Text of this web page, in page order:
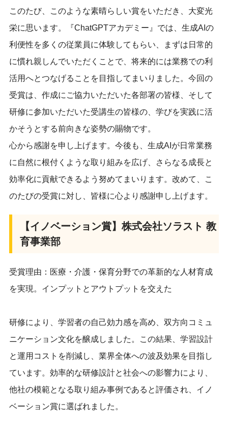
このたび、このような素晴らしい賞をいただき、大変光
栄に思います。『ChatGPTアカデミー』では、生成AIの
利便性を多くの従業員に体験してもらい、まずは日常的
に慣れ親しんでいただくことで、将来的には業務での利
活用へとつなげることを目指してまいりました。今回の
受賞は、作成にご協力いただいた各部署の皆様、そして
研修に参加いただいた受講生の皆様の、学びを実践に活
かそうとする前向きな姿勢の賜物です。
心から感謝を申し上げます。今後も、生成AIが日常業務
に自然に根付くような取り組みを広げ、さらなる成長と
効率化に貢献できるよう努めてまいります。改めて、こ
のたびの受賞に対し、皆様に心より感謝申し上げます。
【イノベーション賞】株式会社ソラスト 教
育事業部
受賞理由：医療・介護・保育分野での革新的な人材育成
を実現。インプットとアウトプットを交えた
研修により、学習者の自己効力感を高め、双方向コミュ
ニケーション文化を醸成しました。この結果、学習設計
と運用コストを削減し、業界全体への波及効果を目指し
ています。効率的な研修設計と社会への影響力により、
他社の模範となる取り組み事例であると評価され、イノ
ベーション賞に選ばれました。